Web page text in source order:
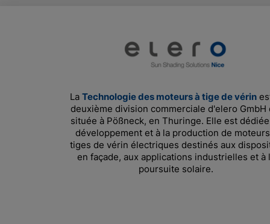
La Technologie des moteurs à tige de vérin
deuxième division commerciale d'elero GmbH
située à Pößneck, en Thuringe. Elle est
développement et à la production de
tiges de vérin électriques destinés aux
en façade, aux applications industrielles et à
poursuite solaire.